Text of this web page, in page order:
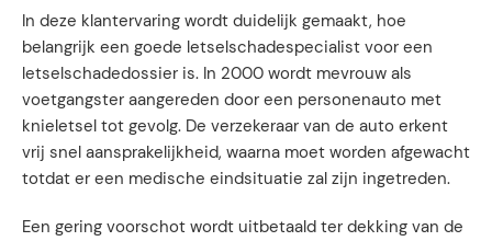
In deze klantervaring wordt duidelijk gemaakt, hoe
belangrijk een goede letselschadespecialist voor een
letselschadedossier is. In 2000 wordt mevrouw als
voetgangster aangereden door een personenauto met
knieletsel tot gevolg. De verzekeraar van de auto erkent
vrij snel aansprakelijkheid, waarna moet worden afgewacht
totdat er een medische eindsituatie zal zijn ingetreden.
Een gering voorschot wordt uitbetaald ter dekking van de